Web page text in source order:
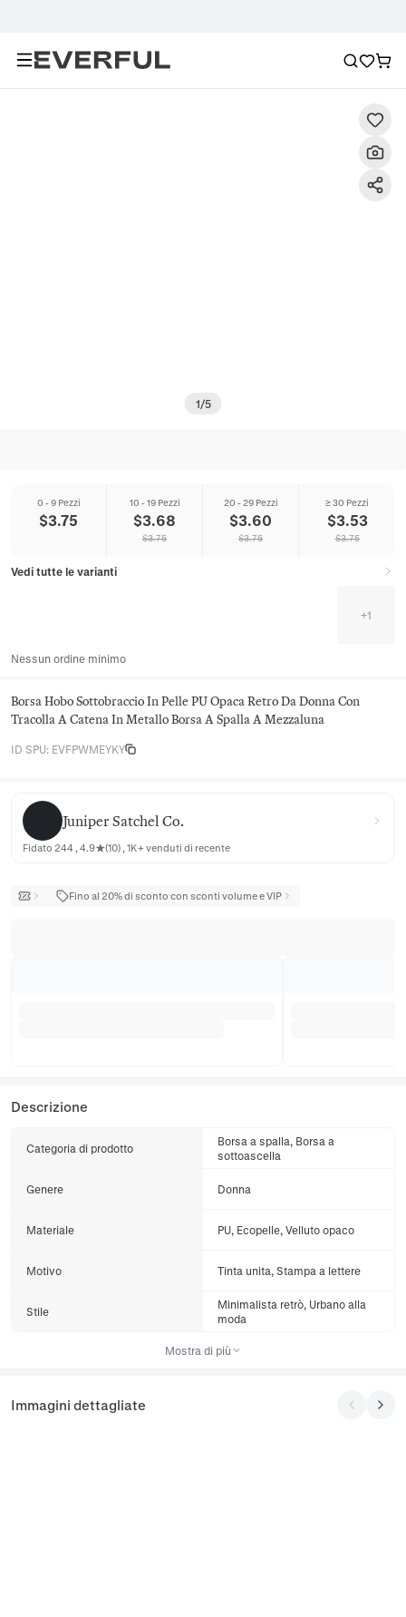
1/5
0 - 9 Pezzi
$3.75
10 - 19 Pezzi
$3.68
$3.75
20 - 29 Pezzi
$3.60
$3.75
≥ 30 Pezzi
$3.53
$3.75
Vedi tutte le varianti
+1
Nessun ordine minimo
Borsa Hobo Sottobraccio In Pelle PU Opaca Retro Da Donna Con
Tracolla A Catena In Metallo Borsa A Spalla A Mezzaluna
ID SPU: EVFPWMEYKY
Juniper Satchel Co.
Juniper Satchel Co.
Fidato 244 , 4.9★(10) , 1K+ venduti di recente
Fino al 20% di sconto con sconti volume e VIP
Descrizione
Categoria di prodotto
Borsa a spalla, Borsa a
sottoascella
Genere Donna
Materiale PU, Ecopelle, Velluto opaco
Motivo Tinta unita, Stampa a lettere
Stile
Minimalista retrò, Urbano alla
moda
Mostra di più
Immagini dettagliate